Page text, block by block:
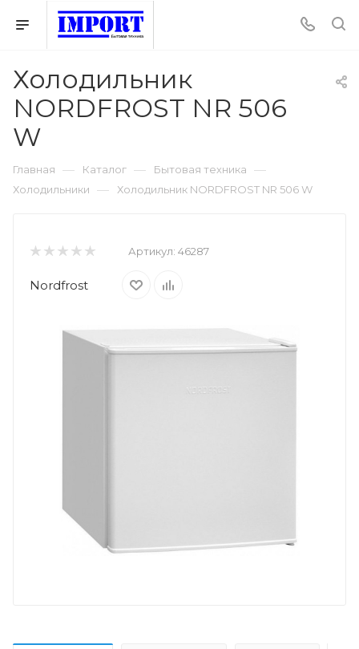
Холодильник
NORDFROST NR 506
W
Главная — Каталог — Бытовая техника —
Холодильники — Холодильник NORDFROST NR 506 W
Артикул: 46287
Nordfrost